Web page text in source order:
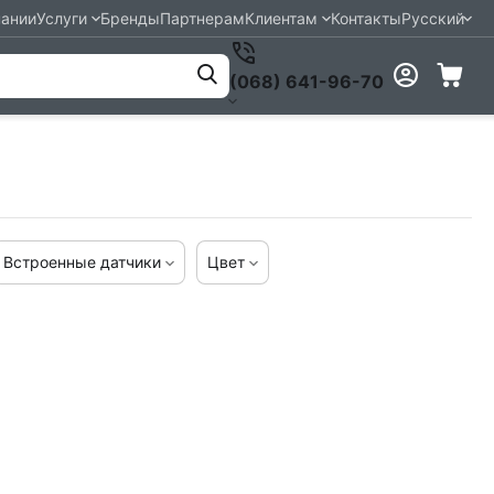
Услуги БрендыПартнерамКлиентам КонтактыРусский
(068) 641-96-70
Встроенные датчики Цвет